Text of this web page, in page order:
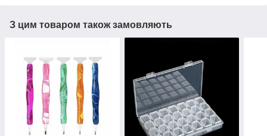
З цим товаром також замовляють